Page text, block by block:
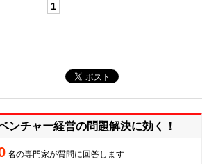
1
ンチャー経営の問題解決に効く！
名の専門家が質問に回答します